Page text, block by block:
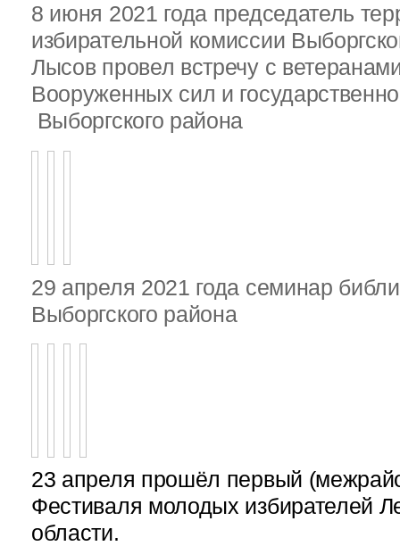
8 июня 2021 года председатель
избирательной комиссии
Лысов провел встречу с
Вооруженных сил и
Выборгского района
29 апреля 2021 года семинар
Выборгского района
23 апреля прошёл первый
Фестиваля молодых избирателей
области.